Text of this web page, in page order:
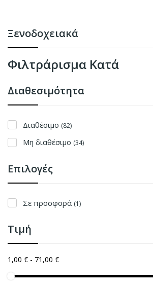
Ξενοδοχειακά
Φιλτράρισμα Κατά
Διαθεσιμότητα
Διαθέσιμο (82)
Μη διαθέσιμο (34)
Επιλογές
Σε προσφορά (1)
Τιμή
1,00 € - 71,00 €